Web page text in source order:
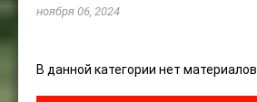
ноября 06, 2024
В данной категории нет материалов.